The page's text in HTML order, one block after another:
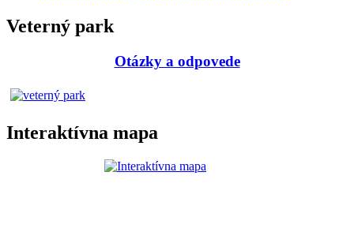
Veterný park
Otázky a odpovede
Interaktívna mapa